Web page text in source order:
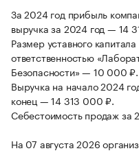
За 2024 год прибыль
выручка за 2024 год — 14
Размер уставного
ответственностью
Безопасности» — 10 000 ₽.
Выручка на начало 2024
конец — 14 313 000 ₽.
Себестоимость продаж
На 07 августа 2026